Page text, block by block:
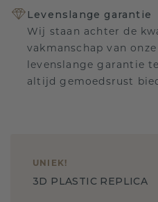
Levenslange garantie
Wij staan achter de
vakmanschap van
levenslange garantie
altijd gemoedsrust
UNIEK!
3D PLASTIC REPLICA